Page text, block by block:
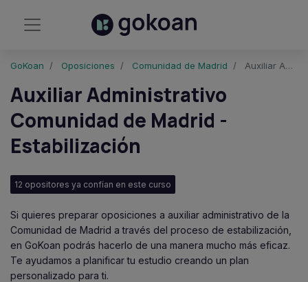
GoKoan Oposiciones Comunidad de Madrid Auxiliar Administrativo Comunidad de Madrid - Estabilización
Auxiliar Administrativo
Comunidad de Madrid -
Estabilización
12 opositores ya confían en este curso
Si quieres preparar oposiciones a auxiliar administrativo de la
Comunidad de Madrid a través del proceso de estabilización,
en GoKoan podrás hacerlo de una manera mucho más eficaz.
Te ayudamos a planificar tu estudio creando un plan
personalizado para ti.